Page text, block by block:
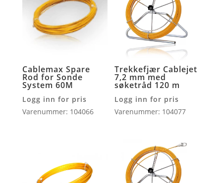
Cablemax Spare
Rod for Sonde
System 60M
Logg inn for pris
Varenummer: 104066
Trekkefjær Cablejet
7,2 mm med
søketråd 120 m
Logg inn for pris
Varenummer: 104077